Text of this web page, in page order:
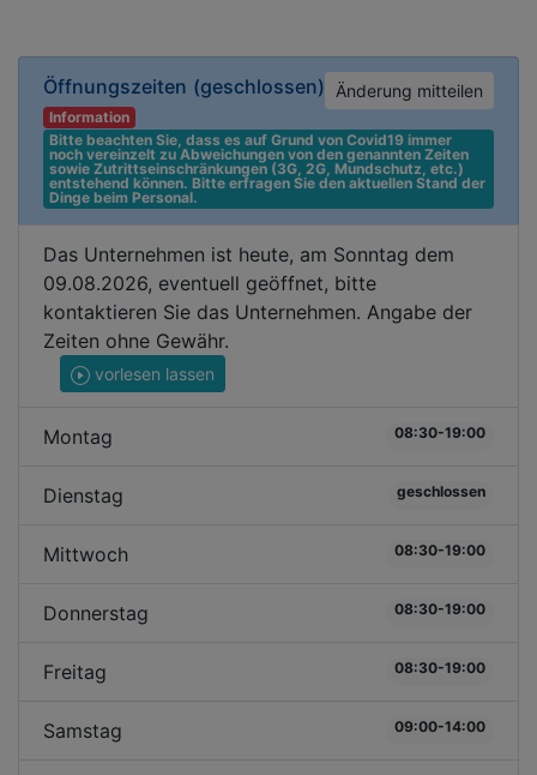
Öffnungszeiten (geschlossen) Änderung mitteilen
Information
Bitte beachten Sie, dass es auf Grund von Covid19 immer
noch vereinzelt zu Abweichungen von den genannten Zeiten
sowie Zutrittseinschränkungen (3G, 2G, Mundschutz, etc.)
entstehend können. Bitte erfragen Sie den aktuellen Stand der
Dinge beim Personal.
Das Unternehmen ist heute, am Sonntag dem
09.08.2026, eventuell geöffnet, bitte
kontaktieren Sie das Unternehmen. Angabe der
Zeiten ohne Gewähr.
vorlesen lassen
Montag 08:30-19:00
Dienstag geschlossen
Mittwoch 08:30-19:00
Donnerstag 08:30-19:00
Freitag 08:30-19:00
Samstag 09:00-14:00